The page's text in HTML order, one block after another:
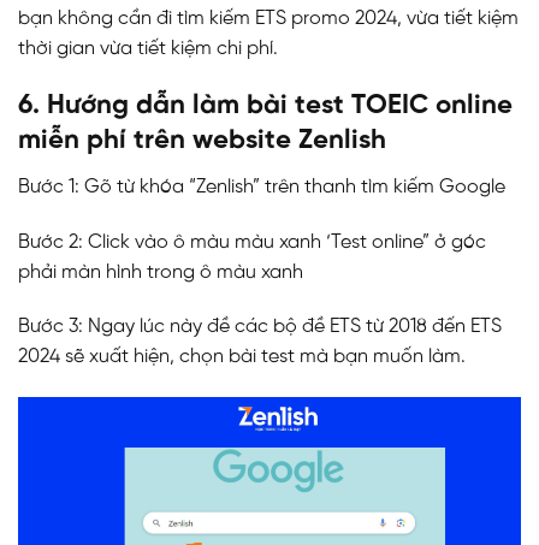
bạn không cần đi tìm kiếm ETS promo 2024, vừa tiết kiệm
thời gian vừa tiết kiệm chi phí.
6. Hướng dẫn làm bài test TOEIC online
miễn phí trên website Zenlish
Bước 1: Gõ từ khóa “Zenlish” trên thanh tìm kiếm Google
Bước 2: Click vào ô màu màu xanh ‘Test online” ở góc
phải màn hình trong ô màu xanh
Bước 3: Ngay lúc này đề các bộ đề ETS từ 2018 đến ETS
2024 sẽ xuất hiện, chọn bài test mà bạn muốn làm.